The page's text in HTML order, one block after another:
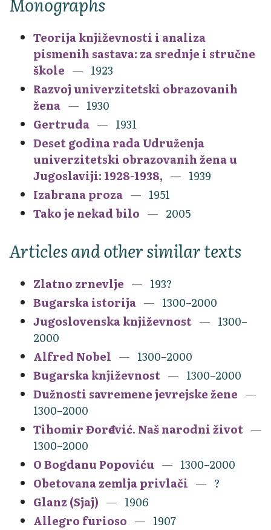
Teorija književnosti i analiza
pismenih sastava: za srednje i stručne
škole
1923
Razvoj univerzitetski obrazovanih
žena
1930
Gertruda
1931
Deset godina rada Udruženja
univerzitetski obrazovanih žena u
Jugoslaviji: 1928-1938,
1939
Izabrana proza
1951
Tako je nekad bilo
2005
Articles and other similar texts
Zlatno zrnevlje
193?
Bugarska istorija
1300–2000
Jugoslovenska književnost
1300–
2000
Alfred Nobel
1300–2000
Bugarska književnost
1300–2000
Dužnosti savremene jevrejske žene
1300–2000
Tihomir Đorđević. Naš narodni život
1300–2000
O Bogdanu Popoviću
1300–2000
Obetovana zemlja privlači
?
Glanz (Sjaj)
1906
Allegro furioso
1907